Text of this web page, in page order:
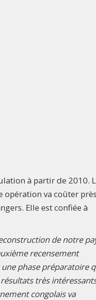
à partir de 2010.
opération va coûter
Elle est confiée à
de notre
recensement
phase préparatoire
très
congolais va